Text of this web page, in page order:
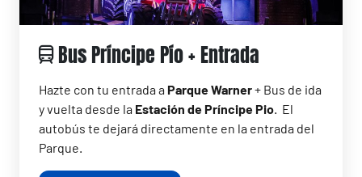
Bus Príncipe Pío + Entrada
Hazte con tu entrada aParque Warner+ Bus de ida
y vuelta desde la Estación de Príncipe Pio. El
autobús te dejará directamente en la entrada del
Parque.